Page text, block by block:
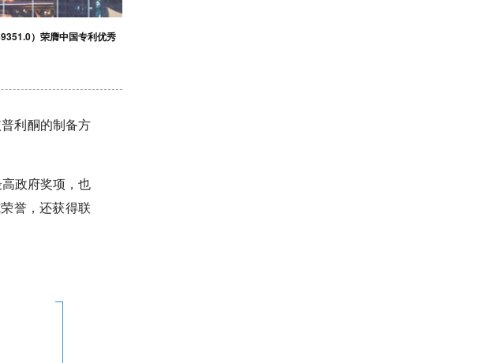
）荣膺中国专利优秀
利酮的制备方
政府奖项，也
誉，还获得联